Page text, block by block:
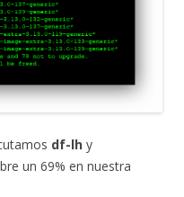
df-lh y
un 69% en nuestra